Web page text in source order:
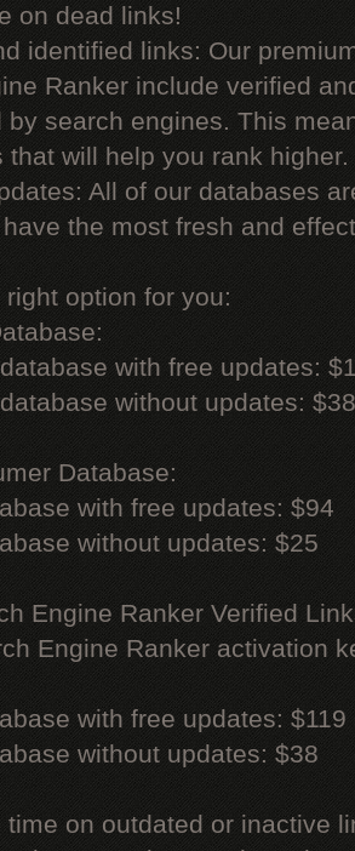
on dead links!
identified links: Our
Ranker include verified
by search engines. This
that will help you rank higher.
All of our databases
the most fresh and
option for you:
with free updates:
without updates: $38
Database:
with free updates: $94
without updates: $25
Engine Ranker Verified
Engine Ranker activation
with free updates: $119
without updates: $38
time on outdated or inactive